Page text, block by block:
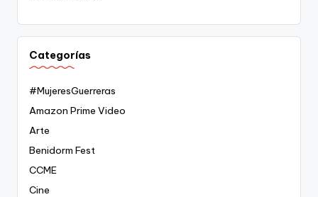
Categorías
#MujeresGuerreras
Amazon Prime Video
Arte
Benidorm Fest
CCME
Cine